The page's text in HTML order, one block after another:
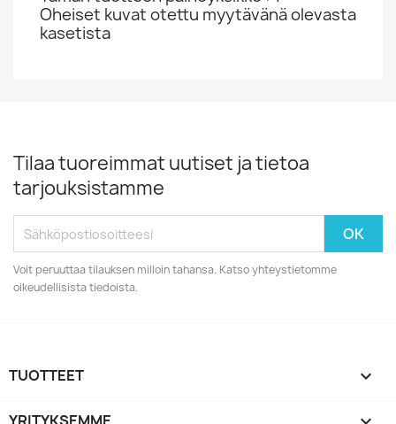
Oheiset kuvat otettu myytävänä olevasta
kasetista
Tilaa tuoreimmat uutiset ja tietoa
tarjouksistamme
Voit peruuttaa tilauksen milloin tahansa. Katso yhteystietomme
oikeudellisista tiedoista.
TUOTTEET 